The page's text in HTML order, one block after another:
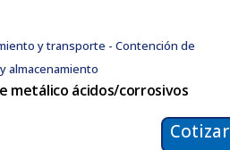
y transporte - Contención de
almacenamiento
metálico ácidos/corrosivos
Cotizar